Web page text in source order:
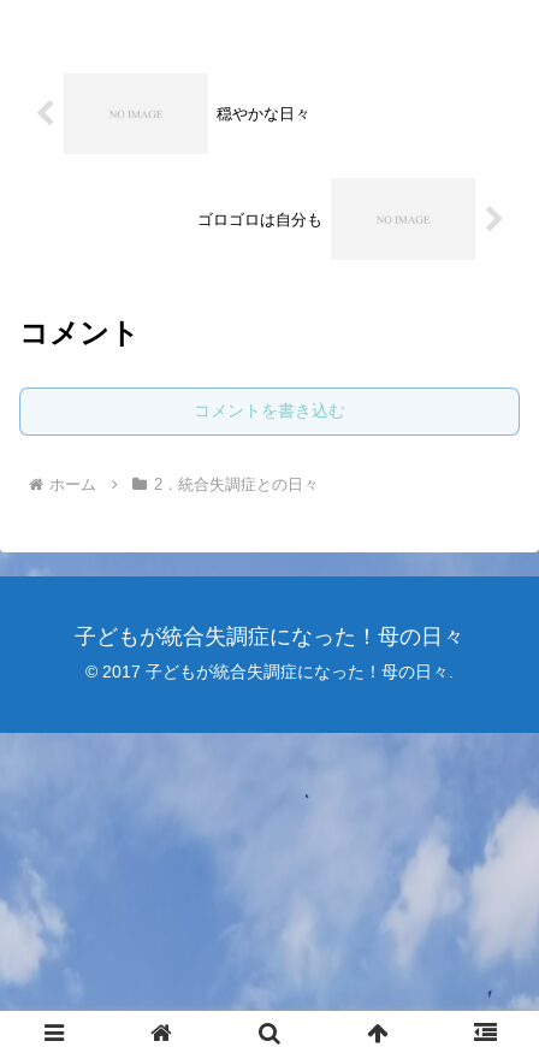
穏やかな日々
ゴロゴロは自分も
コメント
コメントを書き込む
ホーム 2．統合失調症との日々
子どもが統合失調症になった！母の日々
© 2017 子どもが統合失調症になった！母の日々.